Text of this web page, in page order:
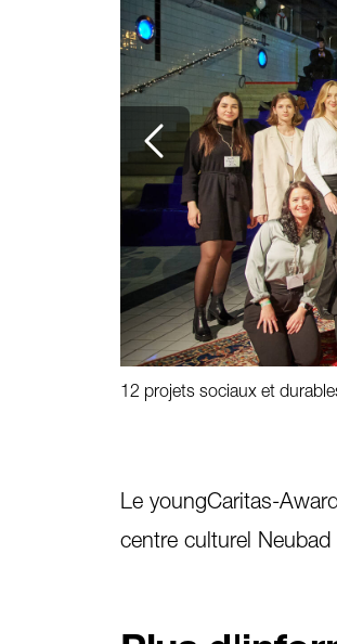
12 projets sociaux et
Le youngCaritas-
centre culturel